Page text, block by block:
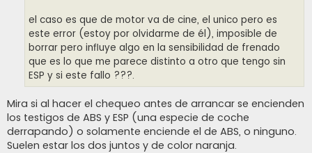
el caso es que de motor va de cine, el unico pero es
este error (estoy por olvidarme de él), imposible de
borrar pero influye algo en la sensibilidad de frenado
que es lo que me parece distinto a otro que tengo sin
ESP y si este fallo ???.
Mira si al hacer el chequeo antes de arrancar se encienden
los testigos de ABS y ESP (una especie de coche
derrapando) o solamente enciende el de ABS, o ninguno.
Suelen estar los dos juntos y de color naranja.